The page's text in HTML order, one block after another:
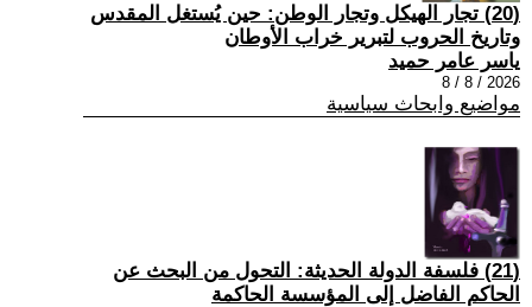
(20) تجار الهيكل وتجار الوطن: حين يُستغل المقدس
وتاريخ الحروب لتبرير خراب الأوطان
ياسر عامر حميد
2026 / 8 / 8
مواضيع وابحاث سياسية
(21) فلسفة الدولة الحديثة: التحول من البحث عن
الحاكم الفاضل إلى المؤسسة الحاكمة